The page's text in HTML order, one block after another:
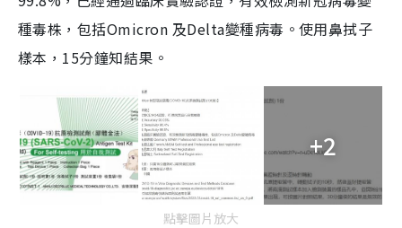
種毒株，包括Omicron 及Delta變種病毒。使用鼻拭子
樣本，15分鐘知結果。
+2
點擊圖片放大